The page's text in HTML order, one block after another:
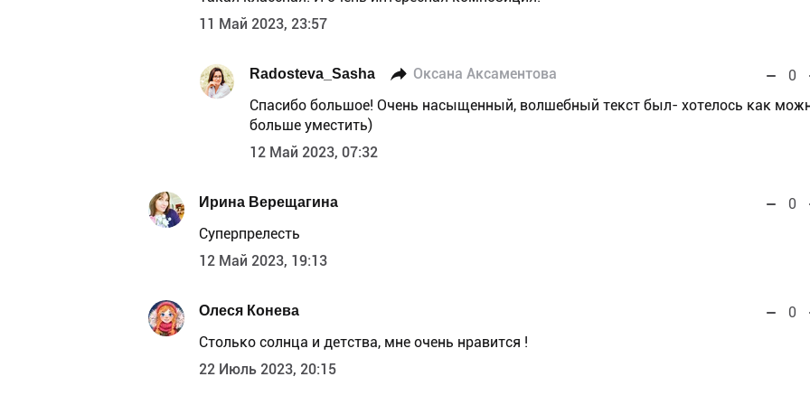
11 Май 2023, 23:57
Radosteva_Sasha Оксана Аксаментова
0
Спасибо большое! Очень насыщенный, волшебный текст был- хотелось как
больше уместить)
12 Май 2023, 07:32
Ирина Верещагина
0
Суперпрелесть
12 Май 2023, 19:13
Олеся Конева
0
Столько солнца и детства, мне очень нравится !
22 Июль 2023, 20:15